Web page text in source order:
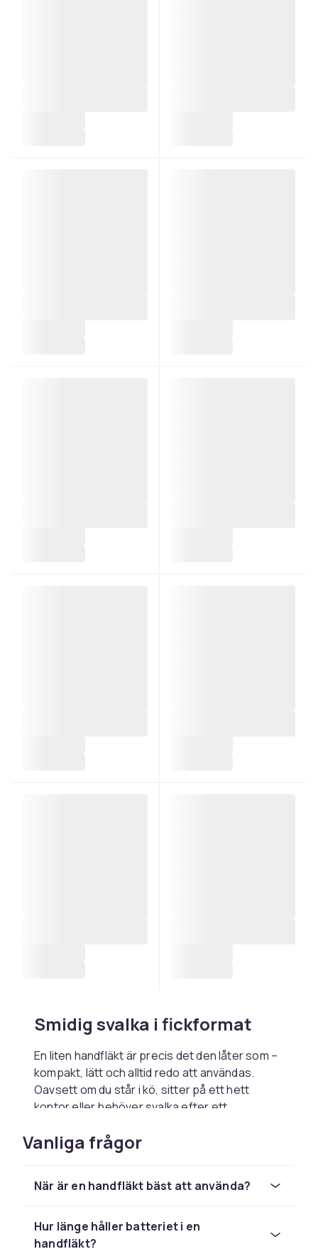
Smidig svalka i fickformat
En liten handfläkt är precis det den låter som –
kompakt, lätt och alltid redo att användas.
Oavsett om du står i kö, sitter på ett hett
kontor eller behöver svalka efter ett
fram och lika lätt att lägga undan igen. Många
modeller är dessutom vikbara eller hopfällbara
handfläkt – praktiska val för
Vanliga frågor
När är en handfläkt bäst att använda?
Hur länge håller batteriet i en
handfläkt?